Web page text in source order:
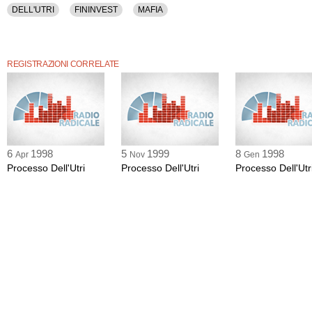
DELL'UTRI FININVEST MAFIA
REGISTRAZIONI CORRELATE
6 Apr 1998
Processo Dell'Utri
5 Nov 1999
Processo Dell'Utri
8 Gen 1998
Processo